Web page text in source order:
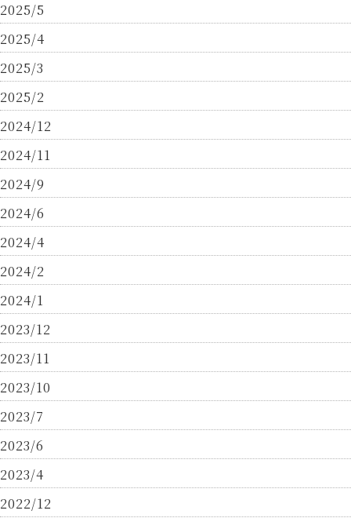
2025/5
2025/4
2025/3
2025/2
2024/12
2024/11
2024/9
2024/6
2024/4
2024/2
2024/1
2023/12
2023/11
2023/10
2023/7
2023/6
2023/4
2022/12